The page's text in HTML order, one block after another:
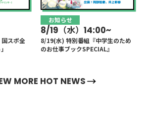
スポ全
お知らせ
8/19（水）14:00~
8/19(水) 特別番組『中学生のため
のお仕事ブックSPECIAL』
お知らせ
7/29(水)19:00OA！
特別番組｢NOTICE～Ivy to
Fraudulent Game SPECIAL 」
OA！
MORE HOT NEWS